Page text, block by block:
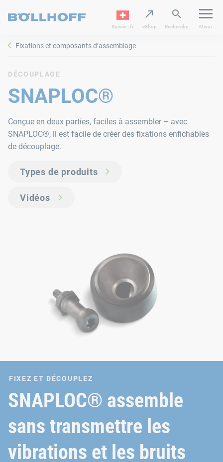
Suisse | fr eShop Recherche Menu
Fixations et composants d’assemblage
DÉCOUPLAGE
SNAPLOC®
Conçue en deux parties, faciles à assembler – avec
SNAPLOC®, il est facile de créer des fixations enfichables
de découplage.
Types de produits
Vidéos
FIXEZ ET DÉCOUPLEZ
SNAPLOC® assemble
sans transmettre les
vibrations et les bruits